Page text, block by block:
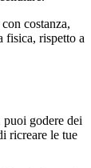
costanza,
fisica, rispetto a
puoi godere dei
ricreare le tue